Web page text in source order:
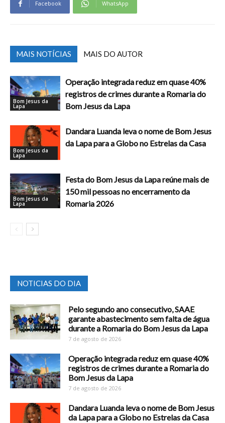
Facebook WhatsApp
MAIS NOTÍCIAS MAIS DO AUTOR
Bom Jesus da
Lapa
Operação integrada reduz em quase 40%
registros de crimes durante a Romaria do
Bom Jesus da Lapa
Bom Jesus da
Lapa
Dandara Luanda leva o nome de Bom Jesus
da Lapa para a Globo no Estrelas da Casa
Bom Jesus da
Lapa
Festa do Bom Jesus da Lapa reúne mais de
150 mil pessoas no encerramento da
Romaria 2026
NOTICIAS DO DIA
Pelo segundo ano consecutivo, SAAE
garante abastecimento sem falta de água
durante a Romaria do Bom Jesus da Lapa
7 de agosto de 2026
Operação integrada reduz em quase 40%
registros de crimes durante a Romaria do
Bom Jesus da Lapa
7 de agosto de 2026
Dandara Luanda leva o nome de Bom Jesus
da Lapa para a Globo no Estrelas da Casa